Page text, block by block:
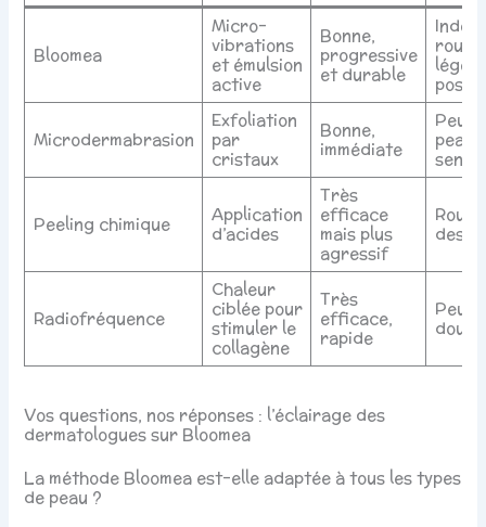
Bloomea
Micro-
vibrations
et émulsion
active
Bonne,
progressive
et durable
Microdermabrasion
Exfoliation
par
cristaux
Bonne,
immédiate
Peut
peaux
Peeling chimique
Application
d’acides
Très
efficace
mais plus
agressif
Radiofréquence
Chaleur
ciblée pour
stimuler le
collagène
Très
efficace,
rapide
Peut
Vos questions, nos réponses : l’éclairage des
dermatologues sur Bloomea
La méthode Bloomea est-elle adaptée à tous les types
de peau ?